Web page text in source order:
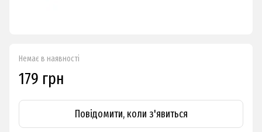
Немає в наявності
179 грн
Повідомити, коли з'явиться